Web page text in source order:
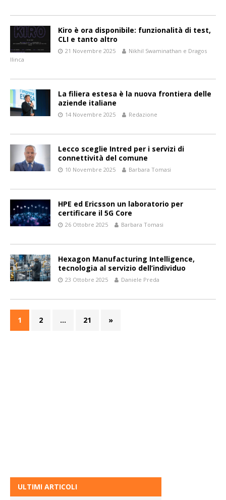
Kiro è ora disponibile: funzionalità di test,
CLI e tanto altro
21 Novembre 2025
Nikhil Swaminathan e Dragos
Ilinca
La filiera estesa è la nuova frontiera delle
aziende italiane
14 Novembre 2025 Redazione
Lecco sceglie Intred per i servizi di
connettività del comune
10 Novembre 2025 Barbara Tomasi
HPE ed Ericsson un laboratorio per
certificare il 5G Core
26 Ottobre 2025 Barbara Tomasi
Hexagon Manufacturing Intelligence,
tecnologia al servizio dell’individuo
23 Ottobre 2025 Daniele Preda
1 2 … 21 »
ULTIMI ARTICOLI